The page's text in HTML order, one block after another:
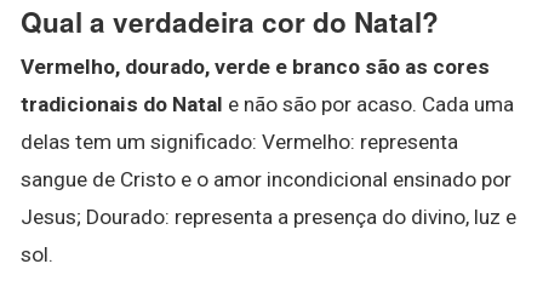
Qual a verdadeira cor do Natal?
Vermelho, dourado, verde e branco são as cores
tradicionais do Natal e não são por acaso. Cada uma
delas tem um significado: Vermelho: representa
sangue de Cristo e o amor incondicional ensinado por
Jesus; Dourado: representa a presença do divino, luz e
sol.